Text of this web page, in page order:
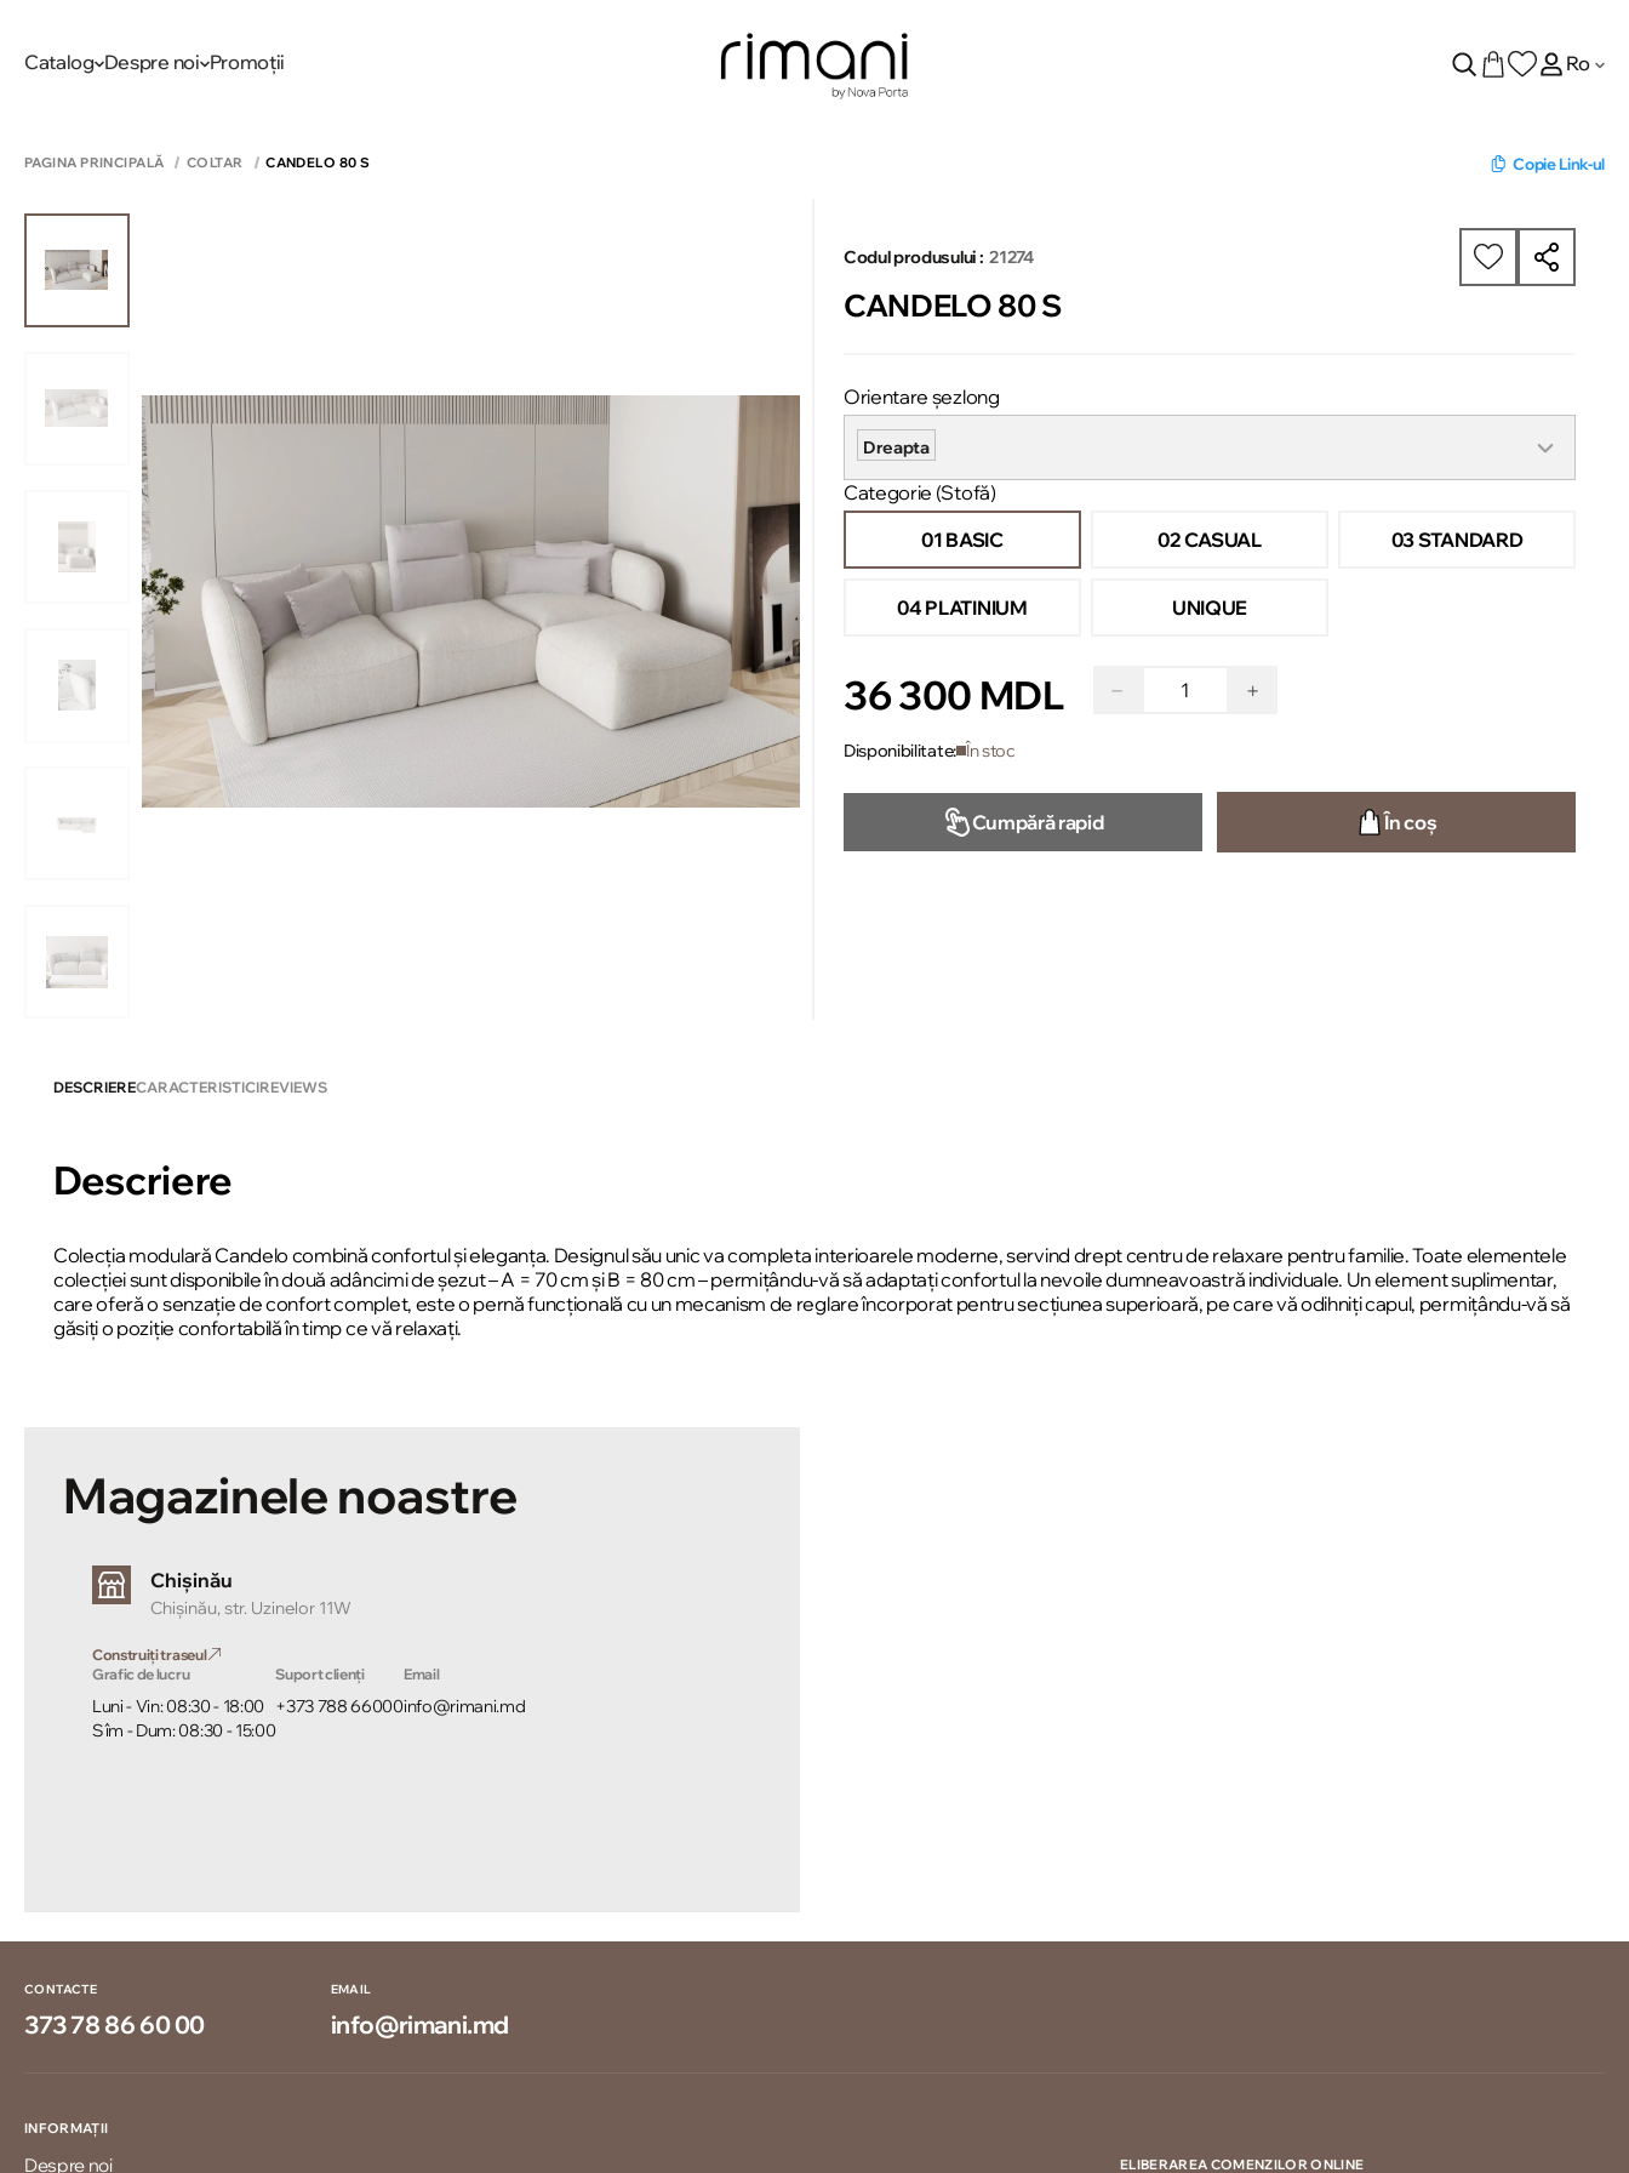
Catalog Despre noi Promoții Ro
PAGINA PRINCIPALĂ COLTAR CANDELO 80 S Copie Link-ul
Codul produsului : 21274
CANDELO 80 S
Orientare șezlong
Dreapta
Categorie (Stofă)
01 BASIC
02 CASUAL 03 STANDARD
04 PLATINIUM UNIQUE
36 300 MDL − +
Disponibilitate: În stoc
Cumpără rapid În coș
DESCRIERECARACTERISTICIREVIEWS
Descriere
Colecția modulară Candelo combină confortul și eleganța. Designul său unic va completa interioarele moderne, servind drept centru de relaxare pentru familie. Toate elementele
colecției sunt disponibile în două adâncimi de șezut – A = 70 cm și B = 80 cm – permițându-vă să adaptați confortul la nevoile dumneavoastră individuale. Un element suplimentar,
care oferă o senzație de confort complet, este o pernă funcțională cu un mecanism de reglare încorporat pentru secțiunea superioară, pe care vă odihniți capul, permițându-vă să
găsiți o poziție confortabilă în timp ce vă relaxați.
Magazinele noastre
Chișinău
Chișinău, str. Uzinelor 11W
Construiți traseul
Grafic de lucru
Luni - Vin: 08:30 - 18:00
Sîm - Dum: 08:30 - 15:00
Suport clienți
+373 788 66000
Email
info@rimani.md
CONTACTE
373 78 86 60 00
EMAIL
info@rimani.md
INFORMAȚII
Despre noi ELIBERAREA COMENZILOR ONLINE